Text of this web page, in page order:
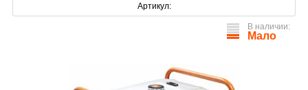
Артикул:
В наличии:
Мало